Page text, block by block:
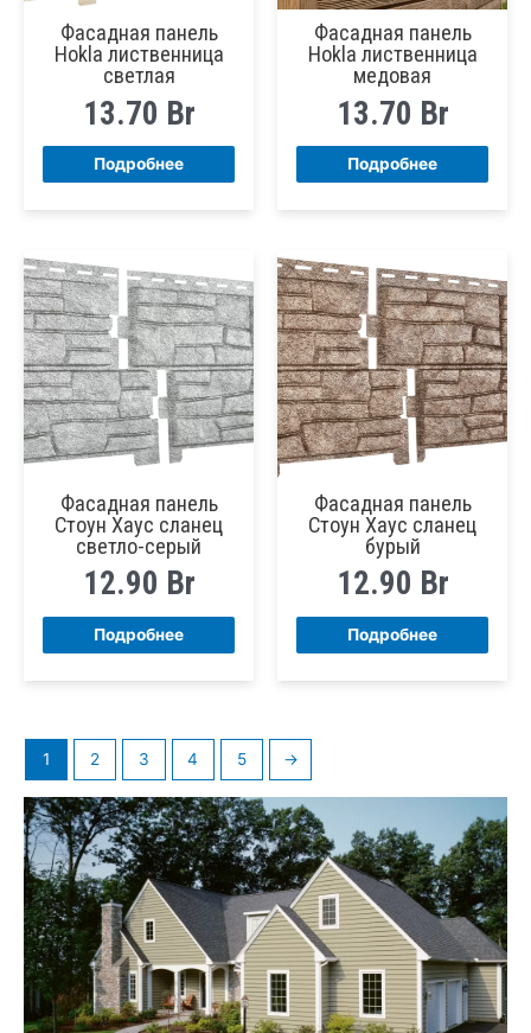
Фасадная панель
Hokla лиственница
светлая
13.70 Br
Подробнее
Фасадная панель
Hokla лиственница
медовая
13.70 Br
Подробнее
Фасадная панель
Стоун Хаус сланец
светло-серый
12.90 Br
Подробнее
Фасадная панель
Стоун Хаус сланец
бурый
12.90 Br
Подробнее
1 2 3 4 5 →